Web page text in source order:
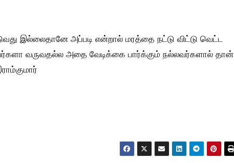
இல்லைதானே அப்படி என்றால் மரத்தை நட்டு விட்டு வெட்ட
வருவதல்ல அதை வேடிக்கை பார்க்கும் நல்லவர்களால் தான்